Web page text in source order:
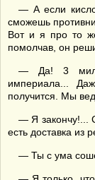
— А если
сможешь
Вот и я про то
помолчав, он
— Да! 3
империала...
получится. Мы
— Я закончу!...
есть доставка из
— Ты с ума